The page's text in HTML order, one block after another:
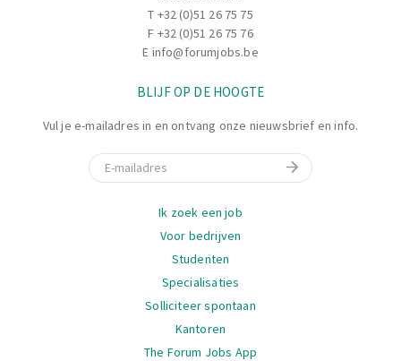
T +32 (0)51 26 75 75
F +32 (0)51 26 75 76
E info@forumjobs.be
BLIJF OP DE HOOGTE
Vul je e-mailadres in en ontvang onze nieuwsbrief en info.
E-mail
Ik zoek een job
Voor bedrijven
Studenten
Specialisaties
Solliciteer spontaan
Kantoren
The Forum Jobs App